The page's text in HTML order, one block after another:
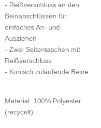
- Reißverschluss an den
Beinabschlüssen für
einfaches An- und
Ausziehen
- Zwei Seitentaschen mit
Reißverschluss
- Konisch zulaufende Beine
Material: 100% Polyester
(recycelt)